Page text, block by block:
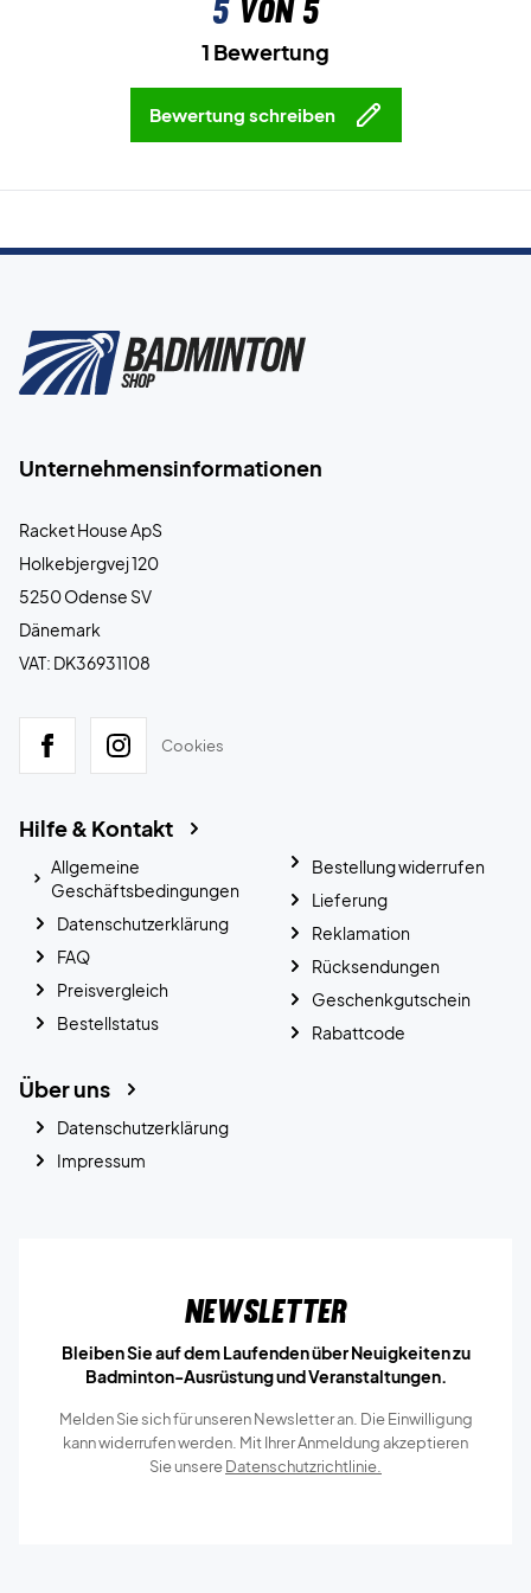
5von 5
1 Bewertung
Bewertung schreiben
Unternehmensinformationen
Racket House ApS
Holkebjergvej 120
5250 Odense SV
Dänemark
VAT: DK36931108
Cookies
Hilfe & Kontakt
Allgemeine
Geschäftsbedingungen
Datenschutzerklärung
FAQ
Preisvergleich
Bestellstatus
Bestellung widerrufen
Lieferung
Reklamation
Rücksendungen
Geschenkgutschein
Rabattcode
Über uns
Datenschutzerklärung
Impressum
Newsletter
Bleiben Sie auf dem Laufenden über Neuigkeiten zu
Badminton-Ausrüstung und Veranstaltungen.
Melden Sie sich für unseren Newsletter an. Die Einwilligung
kann widerrufen werden. Mit Ihrer Anmeldung akzeptieren
Sie unsereDatenschutzrichtlinie.